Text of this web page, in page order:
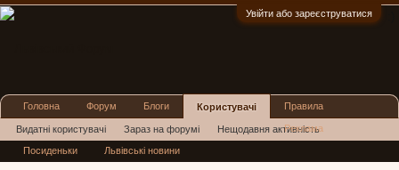
Увійти або зареєструватися
Головна Форум Блоги Користувачі
Видатні користувачі Зараз на форумі Нещодавня активність
Нові повідомлення профілю
Правила
Реклама
Посиденьки Львівські новини